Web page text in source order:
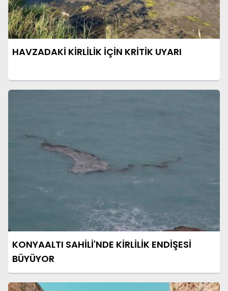
HAVZADAKİ KİRLİLİK İÇİN KRİTİK UYARI
KONYAALTI SAHİLİ'NDE KİRLİLİK ENDİŞESİ
BÜYÜYOR